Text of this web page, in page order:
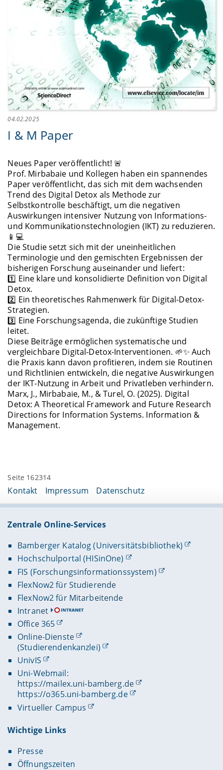
04.02.2025
I & M Paper
Neues Paper veröffentlicht! 🚨
Prof. Mirbabaie und Kollegen haben ein spannendes
Paper veröffentlicht, das sich mit dem wachsenden
Trend des Digital Detox als Methode zur
Selbstkontrolle beschäftigt, um die negativen
Auswirkungen intensiver Nutzung von Informations-
und Kommunikationstechnologien (IKT) zu reduzieren.
📱💻
Die Studie setzt sich mit der uneinheitlichen
Terminologie und den gemischten Ergebnissen der
bisherigen Forschung auseinander und liefert:
1️⃣ Eine klare und konsolidierte Definition von Digital
Detox.
2️⃣ Ein theoretisches Rahmenwerk für Digital-Detox-
Strategien.
3️⃣ Eine Forschungsagenda, die zukünftige Studien
leitet.
Diese Beiträge ermöglichen systematische und
vergleichbare Digital-Detox-Interventionen. 🌱✨ Auch
die Praxis kann davon profitieren, indem sie Routinen
und Richtlinien entwickeln, die negative Auswirkungen
der IKT-Nutzung in Arbeit und Privatleben verhindern.
Marx, J., Mirbabaie, M., & Turel, O. (2025). Digital
Detox: A Theoretical Framework and Future Research
Directions for Information Systems. Information &
Management.
Seite 162314
Kontakt Impressum Datenschutz
Zentrale Online-Services
Bamberger Katalog (Universitätsbibliothek)
Hochschulportal (HISinOne)
FIS (Forschungsinformationssystem)
FlexNow2 für Studierende
FlexNow2 für Mitarbeitende
Intranet
Office 365
Online-Dienste
(Studierendenkanzlei)
UnivIS
Uni-Webmail:
https://mailex.uni-bamberg.de
https://o365.uni-bamberg.de
Virtueller Campus
Wichtige Links
Presse
Öffnungszeiten